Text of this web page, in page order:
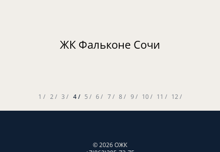
ЖК Фальконе Сочи
1 / 2 / 3 / 4 / 5 / 6 / 7 / 8 / 9 / 10 / 11 / 12 /
© 2026 ОЖК